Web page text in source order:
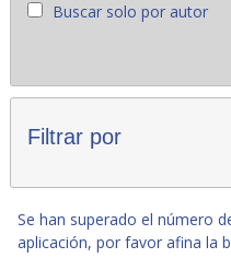
Buscar solo por autor
Filtrar por
Se han superado el número
aplicación, por favor afina la